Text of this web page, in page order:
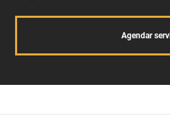
Agendar